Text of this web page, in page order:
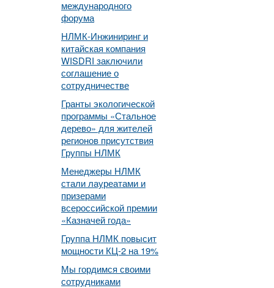
международного
форума
НЛМК-Инжиниринг и
китайская компания
WISDRI заключили
соглашение о
сотрудничестве
Гранты экологической
программы «Стальное
дерево» для жителей
регионов присутствия
Группы НЛМК
Менеджеры НЛМК
стали лауреатами и
призерами
всероссийской премии
«Казначей года»
Группа НЛМК повысит
мощности КЦ-2 на 19%
Мы гордимся своими
сотрудниками